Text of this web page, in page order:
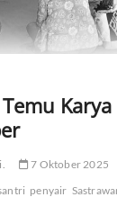
7 Oktober 2025
penyair